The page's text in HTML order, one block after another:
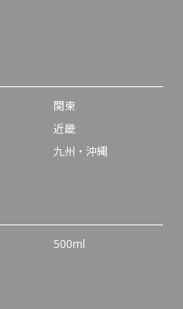
関東
近畿
九州・沖縄
500ml